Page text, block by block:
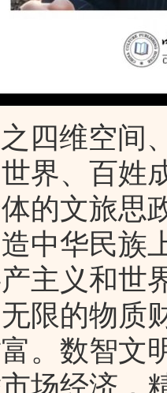
四维空间
界、百姓
的文旅思
中华民族
主义和世
限的物质
。数智文
场经济，